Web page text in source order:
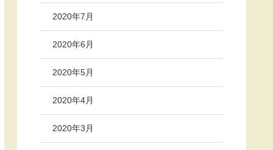
2020年7月
2020年6月
2020年5月
2020年4月
2020年3月